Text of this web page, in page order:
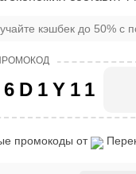
кэшбек до 50% с
промокоды от